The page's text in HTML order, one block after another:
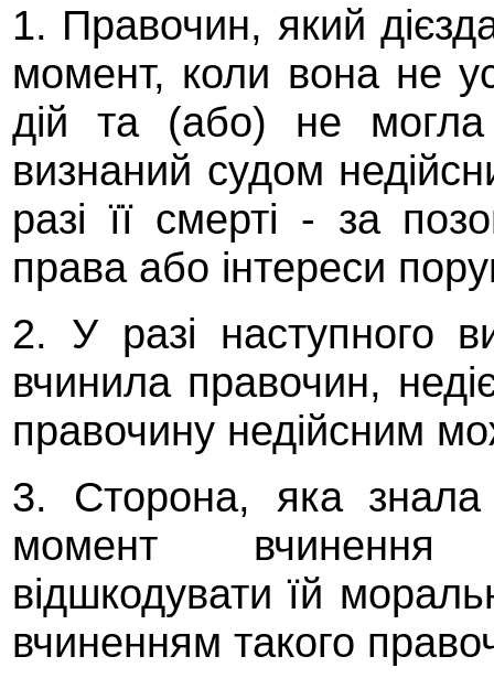
1. Правочин, який
момент, коли вона не
дій та (або) не
визнаний судом
разі її смерті - за
права або інтереси
2. У разі наступного
вчинила правочин,
правочину недійсним
3. Сторона, яка
момент вчинення
відшкодувати їй
вчиненням такого